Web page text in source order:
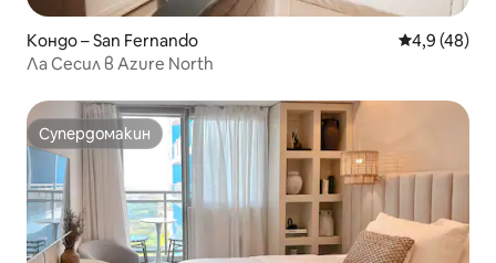
Кондо – San Fernando Средна
4,9 (48)
Ла Сесил в Azure North
Супердомакин
Супердомакин